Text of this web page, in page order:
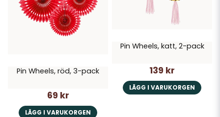
Pin Wheels, röd, 3-pack
69 kr
LÄGG I VARUKORGEN
Pin Wheels, katt, 2-pack
139 kr
LÄGG I VARUKORGEN